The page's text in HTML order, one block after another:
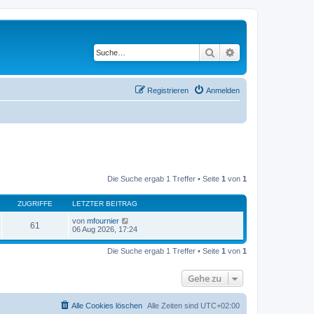
Suche
Anmelden
Registrieren
Die Suche ergab 1 Treffer • Seite 1 von 1
ZUGRIFFE LETZTER BEITRAG
61 von mfournier
06 Aug 2026, 17:24
Die Suche ergab 1 Treffer • Seite 1 von 1
Gehe zu
Alle Zeiten sind UTC+02:00
Alle Cookies löschen